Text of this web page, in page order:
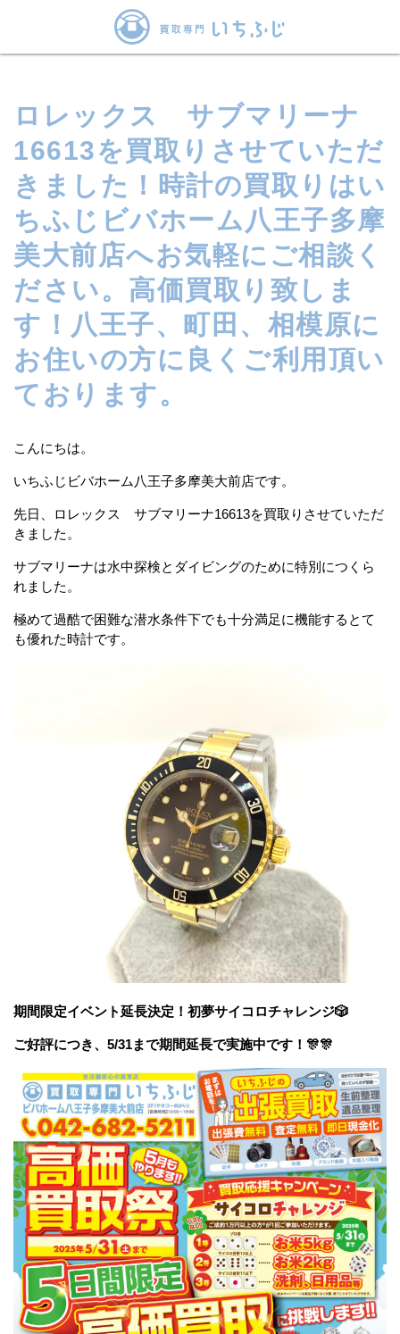
ロレックス サブマリーナ
16613を買取りさせていただ
きました！時計の買取りはい
ちふじビバホーム八王子多摩
美大前店へお気軽にご相談く
ださい。高価買取り致しま
す！八王子、町田、相模原に
お住いの方に良くご利用頂い
ております。
こんにちは。
いちふじビバホーム八王子多摩美大前店です。
先日、ロレックス サブマリーナ16613を買取りさせていただ
きました。
サブマリーナは水中探検とダイビングのために特別につくら
れました。
極めて過酷で困難な潜水条件下でも十分満足に機能するとて
も優れた時計です。
期間限定イベント延長決定！初夢サイコロチャレンジ🎲
ご好評につき、5/31まで期間延長で実施中です！🎊🎊